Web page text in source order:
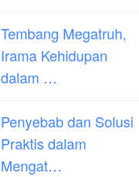
Tembang Megatruh,
Irama Kehidupan
dalam …
Penyebab dan Solusi
Praktis dalam
Mengat…